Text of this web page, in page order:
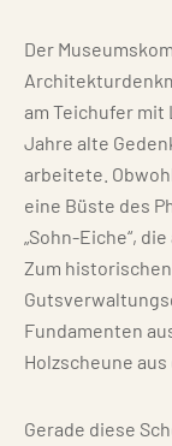
Der
am Teichufer mit
Jahre alte
arbeitete.
eine Büste des
„Sohn-Eiche“,
Zum
Fundamenten
Holzscheune aus
Gerade diese